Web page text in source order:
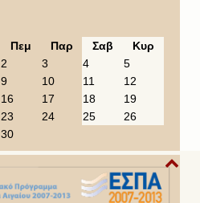
Πεμ Παρ Σαβ
Κυρ
2 3 4
5
9 10 11
12
16 17 18
19
23 24 25
26
30